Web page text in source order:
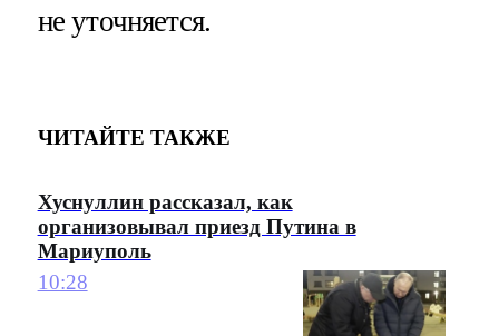
не уточняется.
ЧИТАЙТЕ ТАКЖЕ
Хуснуллин рассказал, как
организовывал приезд Путина в
Мариуполь
10:28